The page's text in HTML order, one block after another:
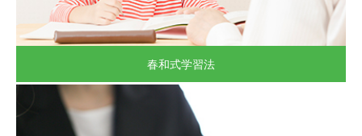
春和式学習法